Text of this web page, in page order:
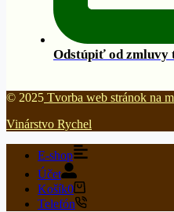
Odstúpiť od zmluvy
© 2025 Tvorba web stránok na
Vinárstvo Rychel
E-shop
Účet
Košík0
Telefón